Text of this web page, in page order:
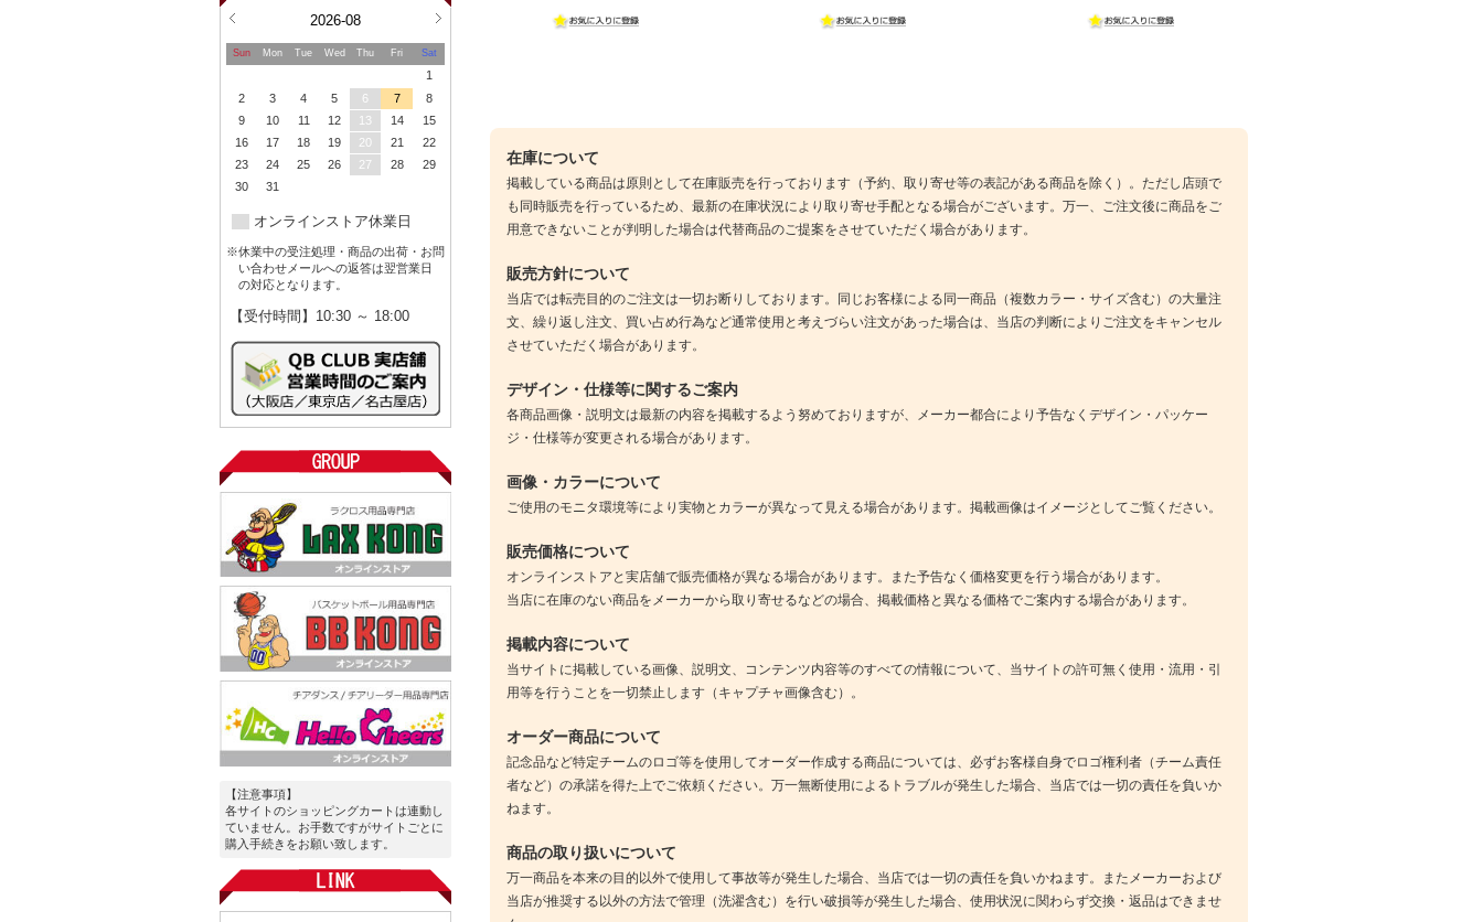
2026-08
Sun Mon Tue Wed Thu Fri Sat
1
2
3 4 5 6 7
8
9
10 11 12 13 14
15
16
17 18 19 20 21
22
23
24 25 26 27 28
29
30
31
オンラインストア休業日
※休業中の受注処理・商品の出荷・お問
い合わせメールへの返答は翌営業日
の対応となります。
【受付時間】10:30 ～ 18:00
【注意事項】
各サイトのショッピングカートは連動し
ていません。お手数ですがサイトごとに
購入手続きをお願い致します。
在庫について
掲載している商品は原則として在庫販売を行っております（予約、取り寄せ等の表記がある商品を除く）。ただし店頭で
も同時販売を行っているため、最新の在庫状況により取り寄せ手配となる場合がございます。万一、ご注文後に商品をご
用意できないことが判明した場合は代替商品のご提案をさせていただく場合があります。
販売方針について
当店では転売目的のご注文は一切お断りしております。同じお客様による同一商品（複数カラー・サイズ含む）の大量注
文、繰り返し注文、買い占め行為など通常使用と考えづらい注文があった場合は、当店の判断によりご注文をキャンセル
させていただく場合があります。
デザイン・仕様等に関するご案内
各商品画像・説明文は最新の内容を掲載するよう努めておりますが、メーカー都合により予告なくデザイン・パッケー
ジ・仕様等が変更される場合があります。
画像・カラーについて
ご使用のモニタ環境等により実物とカラーが異なって見える場合があります。掲載画像はイメージとしてご覧ください。
販売価格について
オンラインストアと実店舗で販売価格が異なる場合があります。また予告なく価格変更を行う場合があります。
当店に在庫のない商品をメーカーから取り寄せるなどの場合、掲載価格と異なる価格でご案内する場合があります。
掲載内容について
当サイトに掲載している画像、説明文、コンテンツ内容等のすべての情報について、当サイトの許可無く使用・流用・引
用等を行うことを一切禁止します（キャプチャ画像含む）。
オーダー商品について
記念品など特定チームのロゴ等を使用してオーダー作成する商品については、必ずお客様自身でロゴ権利者（チーム責任
者など）の承諾を得た上でご依頼ください。万一無断使用によるトラブルが発生した場合、当店では一切の責任を負いか
ねます。
商品の取り扱いについて
万一商品を本来の目的以外で使用して事故等が発生した場合、当店では一切の責任を負いかねます。またメーカーおよび
当店が推奨する以外の方法で管理（洗濯含む）を行い破損等が発生した場合、使用状況に関わらず交換・返品はできませ